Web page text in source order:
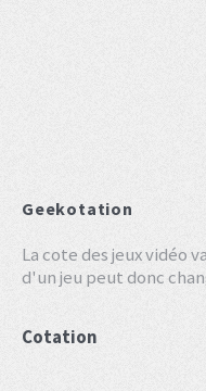
Geekotation
La cote des jeux vidéo
d'un jeu peut donc
Cotation